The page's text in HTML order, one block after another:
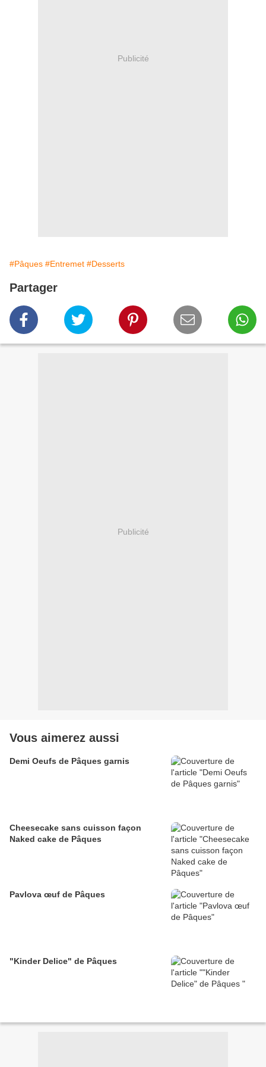
Publicité
#Pâques #Entremet #Desserts
Partager
Publicité
Vous aimerez aussi
Demi Oeufs de Pâques garnis
Cheesecake sans cuisson façon
Naked cake de Pâques
Pavlova œuf de Pâques
"Kinder Delice" de Pâques